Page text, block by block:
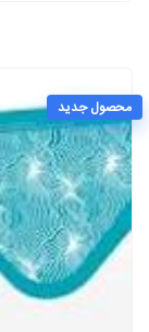
محصول جدید